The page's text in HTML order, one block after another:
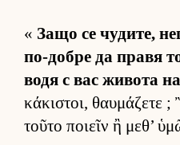
« Защо се чу­ди­те,
по-добре да правя
водя с вас жи­вота
κάκιστοι, θαυμάζετε
τοῦτο ποιεῖν ἢ μεθ’